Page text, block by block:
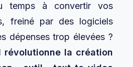
temps à convertir vos
freiné par des logiciels
dépenses trop élevées ?
révolutionne la création